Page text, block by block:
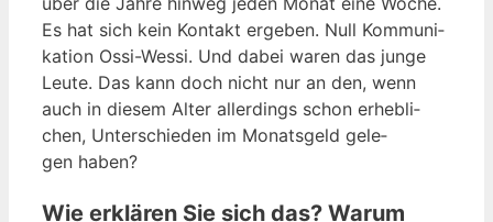
Es hat sich kein Kon­takt erge­ben. Null Kom­mu­ni­
ka­ti­on Ossi-Wes­si. Und dabei waren das jun­ge
Leu­te. Das kann doch nicht nur an den, wenn
auch in die­sem Alter aller­dings schon erheb­li­
chen, Unter­schie­den im Monats­geld gele­
gen haben?
Wie erklären Sie sich das? Warum